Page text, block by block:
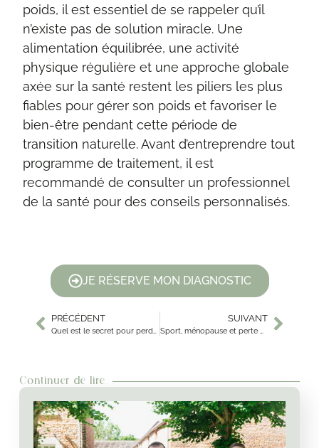
poids, il est essentiel de se rappeler qu’il
n’existe pas de solution miracle. Une
alimentation équilibrée, une activité
physique régulière et une approche globale
axée sur la santé restent les piliers les plus
fiables pour gérer son poids et favoriser le
bien-être pendant cette période de
transition naturelle. Avant d’entreprendre tout
programme de traitement, il est
recommandé de consulter un professionnel
de la santé pour des conseils personnalisés.
JE RÉSERVE MON DIAGNOSTIC
PRÉCÉDENT SUIVANT
Continuer de lire